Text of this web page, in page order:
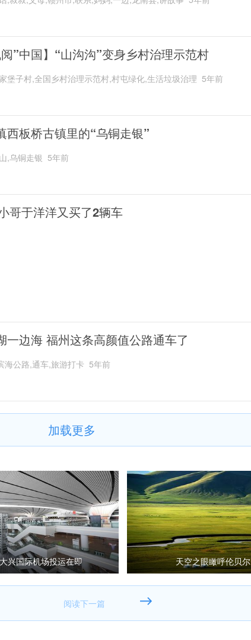
阅”中国】“山沟沟”变身乡村治理示范村
堡子村,全国乡村治理示范村,村屯绿化,生活垃圾治理 5年前
西板桥古镇里的“乌铜走银”
,乌铜走银 5年前
哥于洋洋又买了2辆车
一边海 福州这条高颜值公路通车了
海公路,通车,旅游打卡 5年前
加载更多
兴国际机场投运在即 天空之眼瞰呼伦贝尔